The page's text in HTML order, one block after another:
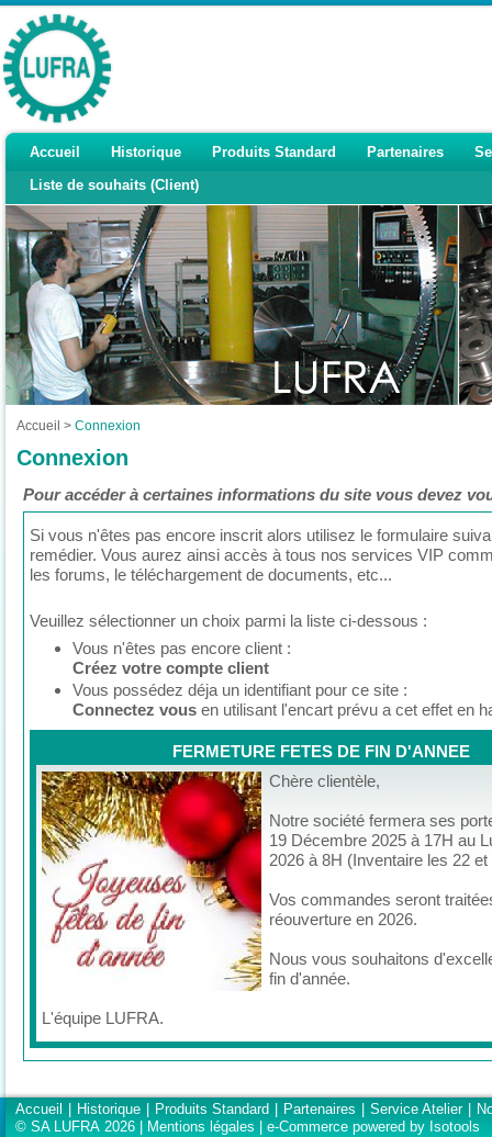
Accueil Historique Produits Standard Partenaires
Liste de souhaits (Client)
Accueil > Connexion
Connexion
Pour accéder à certaines informations du site vous devez
Si vous n'êtes pas encore inscrit alors utilisez le formulaire
remédier. Vous aurez ainsi accès à tous nos services VIP
les forums, le téléchargement de documents, etc...
Veuillez sélectionner un choix parmi la liste ci-dessous :
Vous n'êtes pas encore client :
Créez votre compte client
Vous possédez déja un identifiant pour ce site :
Connectez vous en utilisant l'encart prévu a cet effet en
FERMETURE FETES DE FIN D'ANNEE
Chère clientèle,
Notre société fermera ses
19 Décembre 2025 à 17H au
2026 à 8H (Inventaire les 22
Vos commandes seront
réouverture en 2026.
Nous vous souhaitons
fin d'année.
L'équipe LUFRA.
Accueil Historique Produits Standard Partenaires Service Atelier
© SA LUFRA 2026 |
Mentions légales e-Commerce powered by Isotools